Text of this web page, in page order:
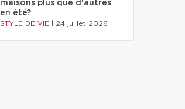
maisons plus que d'autres
en été?
STYLE DE VIE 24 juillet 2026